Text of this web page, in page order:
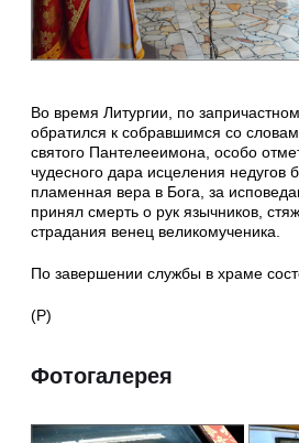
Во время Литургии, по
обратился к собравшимся со
святого Пантелееимона, особо
чудесного дара исцеления недугов
пламенная вера в Бога, за
принял смерть о рук язычников,
страдания венец великомученика.
По завершении службы в храме
(Р)
Фотогалерея